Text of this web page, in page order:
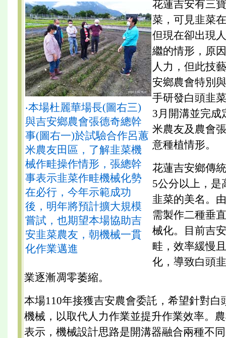
‧本場杜麗華場長(圖右三)
與吉安鄉農會張德奇總幹
事(圖右一)於試驗合作呂蕙
米農友田區，了解韭菜機
械作畦操作情形，張總幹
事表示韭菜作畦機械化勢
在必行，今年示範成功
後，明年將預計擴大規模
嘗試，也期望本場協助吉
安韭菜農友，朝機械一貫
化作業邁進
花蓮吉安有三
菜，可見韭菜
但現在卻出現
繼的情形，原
人力，但此技
安鄉農會特別
手研發白頭韭
3月開溝並完成
米農友及農會
意種植情形。
花蓮吉安鄉傳
5公分以上，是
韭菜的美名。
需製作二種垂
械化。目前吉
畦，效率緩慢
化，導致白頭
業逐漸凋零萎縮。
本場110年接獲吉安農會委託，希望針對白
機械，以取代人力作業並提升作業效率。
表示，機械設計思路是開溝器融合兩種不